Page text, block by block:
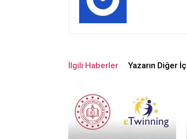
İlgili Haberler Yazarın Diğer